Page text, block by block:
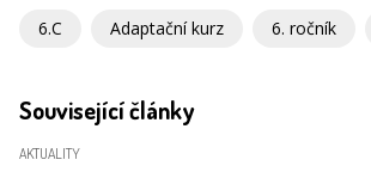
6.C Adaptační kurz 6. ročník
Související články
AKTUALITY